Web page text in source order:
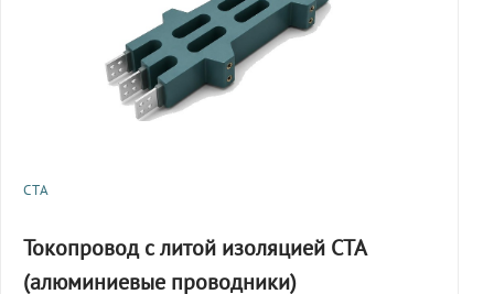
СТА
Токопровод с литой изоляцией СТА
(алюминиевые проводники)